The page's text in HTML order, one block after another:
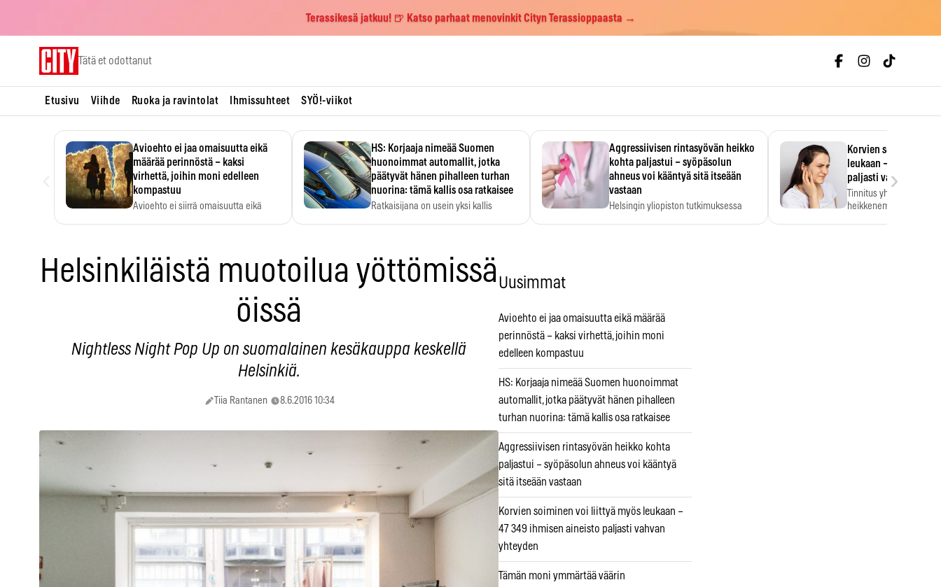
Terassikesä jatkuu! 🍺 Katso parhaat menovinkit Cityn Terassioppaasta →
Tätä et odottanut
Etusivu Viihde Ruoka ja ravintolat Ihmissuhteet SYÖ!-viikot
Avioehto ei jaa omaisuutta eikä
määrää perinnöstä – kaksi
virhettä, joihin moni edelleen
kompastuu
Avioehto ei siirrä omaisuutta eikä
HS: Korjaaja nimeää Suomen
huonoimmat automallit, jotka
päätyvät hänen pihalleen turhan
nuorina: tämä kallis osa ratkaisee
Ratkaisijana on usein yksi kallis
Aggressiivisen rintasyövän heikko
kohta paljastui – syöpäsolun
ahneus voi kääntyä sitä itseään
vastaan
Helsingin yliopiston tutkimuksessa
Korvien soiminen
leukaan – 47 349
paljasti vahvan
Tinnitus yhdistetään
heikkenemiseen.
›
Helsinkiläistä muotoilua yöttömissä
öissä
Nightless Night Pop Up on suomalainen kesäkauppa keskellä
Helsinkiä.
Tiia Rantanen 8.6.2016 10:34
Uusimmat
Avioehto ei jaa omaisuutta eikä määrää
perinnöstä – kaksi virhettä, joihin moni
edelleen kompastuu
HS: Korjaaja nimeää Suomen huonoimmat
automallit, jotka päätyvät hänen pihalleen
turhan nuorina: tämä kallis osa ratkaisee
Aggressiivisen rintasyövän heikko kohta
paljastui – syöpäsolun ahneus voi kääntyä
sitä itseään vastaan
Korvien soiminen voi liittyä myös leukaan –
47 349 ihmisen aineisto paljasti vahvan
yhteyden
Tämän moni ymmärtää väärin